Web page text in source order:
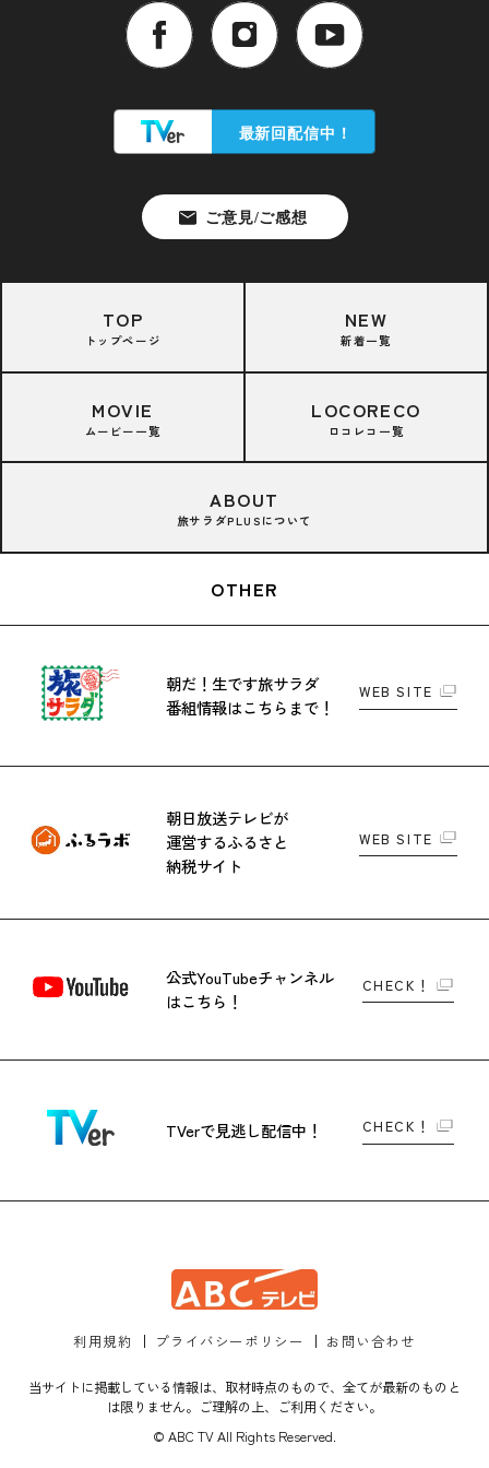
TOP
トップページ
NEW
新着一覧
MOVIE
ムービー一覧
LOCORECO
ロコレコ一覧
ABOUT
旅サラダPLUSについて
OTHER
朝だ！生です旅サラダ
番組情報はこちらまで！
WEB SITE
朝日放送テレビが
運営するふるさと
納税サイト
WEB SITE
公式YouTubeチャンネル
はこちら！
CHECK！
TVerで見逃し配信中！ CHECK！
利用規約 プライバシーポリシー お問い合わせ
当サイトに掲載している情報は、取材時点のもので、全てが最新のものと
は限りません。ご理解の上、ご利用ください。
© ABC TV All Rights Reserved.